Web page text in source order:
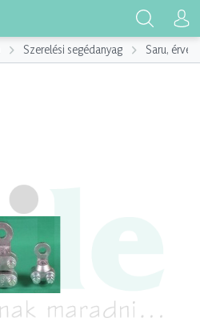
Szerelési segédanyag Saru,